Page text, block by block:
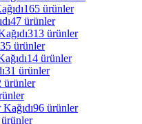
165 ürünler
47 ürünler
313 ürünler
ürünler
14 ürünler
31 ürünler
ürünler
96 ürünler
ürünler